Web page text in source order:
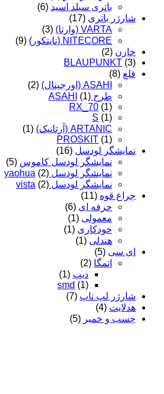
باتری سیلد اسید (6)
شارژر باتری (17)
VARTA (وارتا)
(3)
NITECORE (نایتکور)
(9)
خازن (2)
BLAUPUNKT (3)
قلع (8)
ASAHI (اورجینال)
(2)
طرح ASAHI (1)
RX_70 (1)
S (1)
ARTANIC (آرتانیک)
(1)
PROSKIT (1)
نمایشگر لودسل (16)
نمایشگر لودسل کاموس (5)
نمایشگر لودسل yaohua (2)
نمایشگر لودسل vista (2)
چراغ قوه (11)
حرفه ای (6)
معمولی (1)
خودکاری (1)
هندلی (1)
ای سی (5)
اتمگا (2)
دیپ (1)
smd (1)
شارژر لپ تاپ (7)
هدلایت (4)
چسب و خمیر (5)